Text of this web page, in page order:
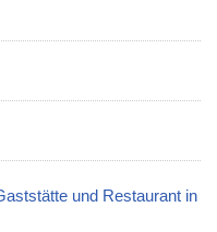
und Restaurant in